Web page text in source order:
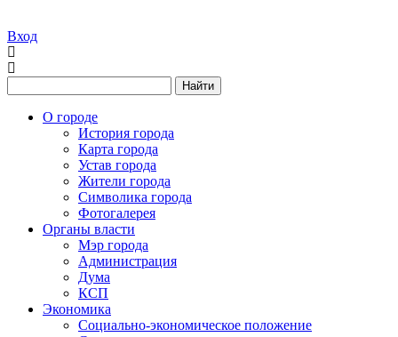
Вход
Найти
О городе
История города
Карта города
Устав города
Жители города
Символика города
Фотогалерея
Органы власти
Мэр города
Администрация
Дума
КСП
Экономика
Социально-экономическое положение